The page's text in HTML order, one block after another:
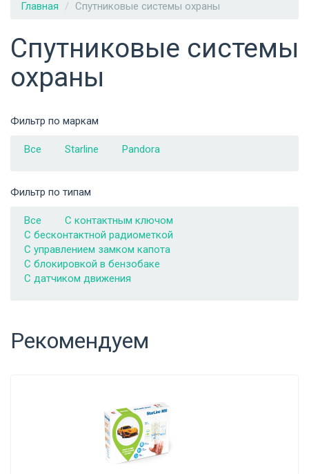
Главная Спутниковые системы охраны
Спутниковые системы
охраны
Фильтр по маркам
Все Starline Pandora
Фильтр по типам
Все
C контактным ключом
С бесконтактной радиометкой
С управлением замком капота
С блокировкой в бензобаке
С датчиком движения
Рекомендуем